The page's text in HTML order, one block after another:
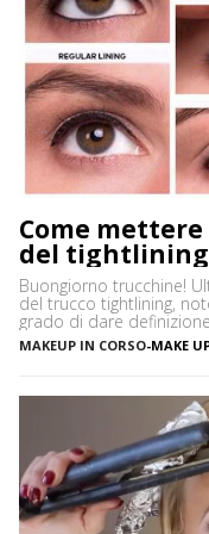
Come
del tightlining
Buongiorno trucchine!
del trucco tightlining,
grado di dare
espressivi e le ciglia più
Vediamo insieme cos’è
MAKEUP IN CORSO-MAKE